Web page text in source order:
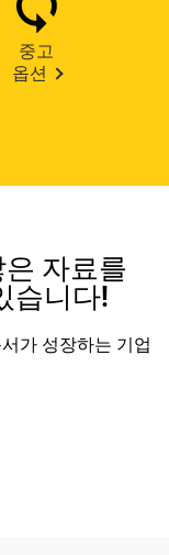
중고
옵션
자료를
습니다!
가 성장하는 기업